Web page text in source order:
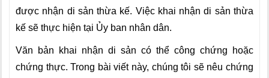
được nhận di sản thừa kế. Việc khai nhận di sản thừa
kế sẽ thực hiện tại Ủy ban nhân dân.
Văn bản khai nhận di sản có thể công chứng hoặc
chứng thực. Trong bài viết này, chúng tôi sẽ nêu chứng